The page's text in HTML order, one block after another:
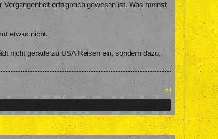
erfolgreich gewesen ist. Was meinst
etwas nicht.
nicht gerade zu USA Reisen ein, sondern dazu,
#4